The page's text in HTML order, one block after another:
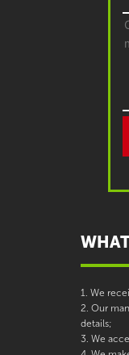
1. We
2. Our
details;
3. We